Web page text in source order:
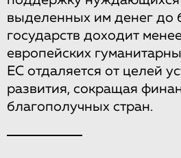
выделенных им денег до
государств доходит
европейских
ЕС отдаляется от целей
развития, сокращая
благополучных стран.